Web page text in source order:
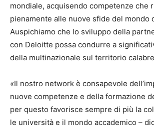
mondiale, acquisendo competenze che
pienamente alle nuove sfide del mondo
Auspichiamo che lo sviluppo della
con Deloitte possa condurre a
della multinazionale sul territorio
«Il nostro network è consapevole
nuove competenze e della formazione
per questo favorisce sempre di più la
le università e il mondo accademico –